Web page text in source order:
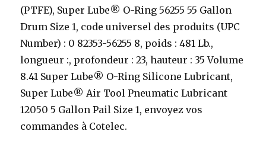
(PTFE), Super Lube® O-Ring 56255 55 Gallon
Drum Size 1, code universel des produits (UPC
Number) : 0 82353-56255 8, poids : 481 Lb.,
longueur :, profondeur : 23, hauteur : 35 Volume
8.41 Super Lube® O-Ring Silicone Lubricant,
Super Lube® Air Tool Pneumatic Lubricant
12050 5 Gallon Pail Size 1, envoyez vos
commandes à Cotelec.